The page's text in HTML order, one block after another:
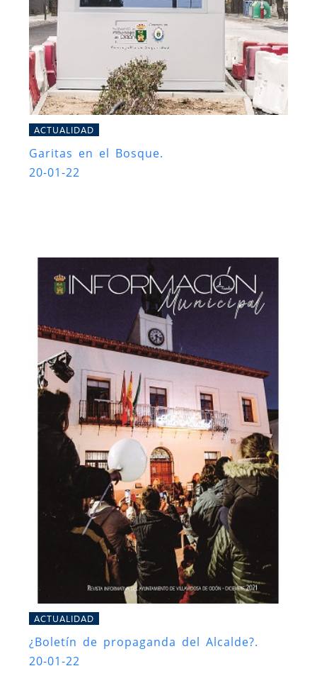
ACTUALIDAD
Garitas en el Bosque.
20-01-22
ACTUALIDAD
¿Boletín de propaganda del Alcalde?.
20-01-22